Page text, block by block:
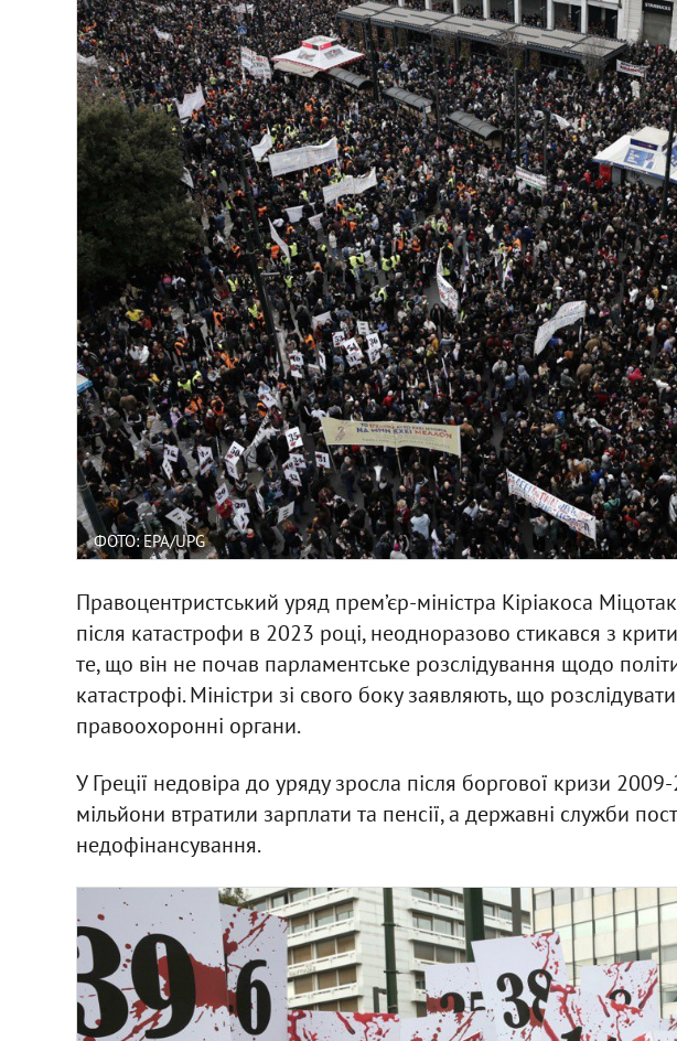
ФОТО: EPA/UPG
Правоцентристський уряд прем’єр-міністра Кіріакоса
після катастрофи в 2023 році, неодноразово стикався з
те, що він не почав парламентське розслідування щодо
катастрофі. Міністри зі свого боку заявляють, що
правоохоронні органи.
У Греції недовіра до уряду зросла після боргової кризи
мільйони втратили зарплати та пенсії, а державні служби
недофінансування.